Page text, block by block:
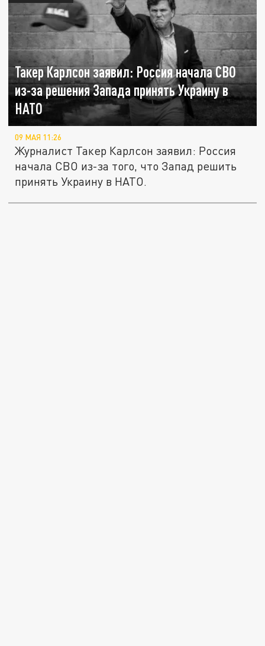
Такер Карлсон заявил: Россия начала СВО
из-за решения Запада принять Украину в
НАТО
09 МАЯ 11:26
Журналист Такер Карлсон заявил: Россия
начала СВО из-за того, что Запад решить
принять Украину в НАТО.